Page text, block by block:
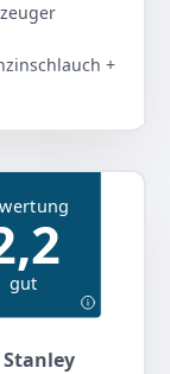
+
Gewicht
gut